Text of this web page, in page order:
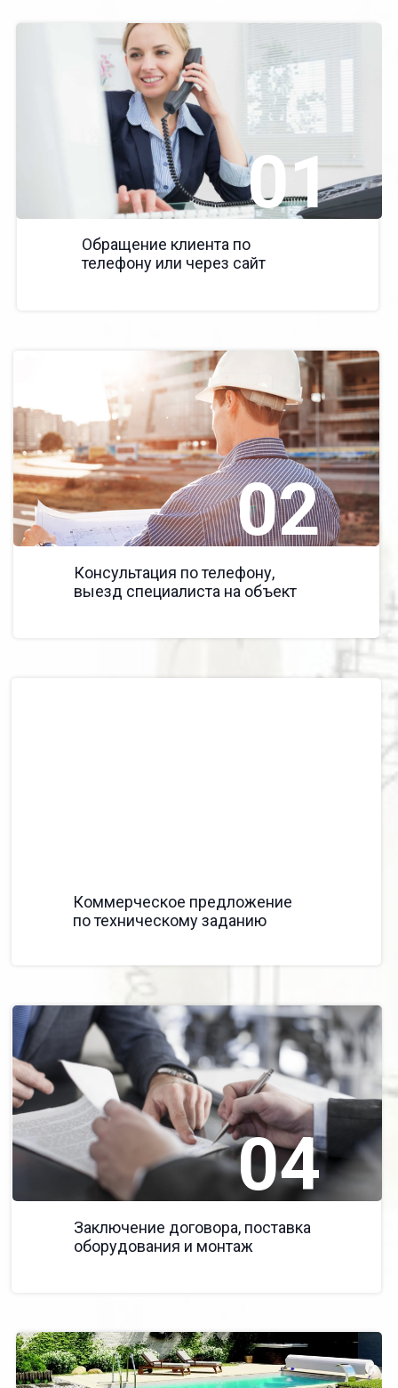
Обращение клиента по
телефону или через сайт
01
Консультация по телефону,
выезд специалиста на объект
02
Коммерческое предложение
по техническому заданию
Заключение договора, поставка
оборудования и монтаж
04